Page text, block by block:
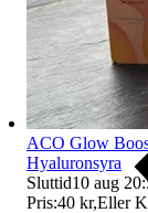
ACO Glow
Hyaluronsyra
Sluttid10 aug
Pris:40 kr,Eller